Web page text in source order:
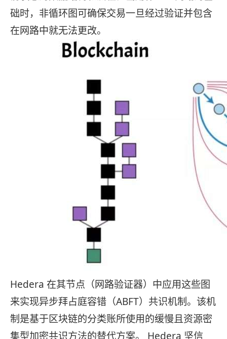
础时，非循环图可确保交易一旦经过验证并包含
在网路中就无法更改。
Hedera 在其节点（网路验证器）中应用这些图
来实现异步拜占庭容错（ABFT）共识机制。该机
制是基于区块链的分类账所使用的缓慢且资源密
集型加密共识方法的替代方案。 Hedera 坚信